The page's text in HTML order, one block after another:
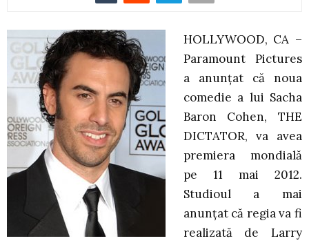
HOLLYWOOD, CA –
Paramount Pictures
a anunţat că noua
comedie a lui Sacha
Baron Cohen, THE
DICTATOR, va avea
premiera mondială
pe 11 mai 2012.
Studioul a mai
anunţat că regia va fi
realizată de Larry